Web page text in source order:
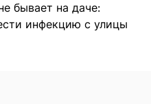
бывает на даче:
инфекцию с улицы